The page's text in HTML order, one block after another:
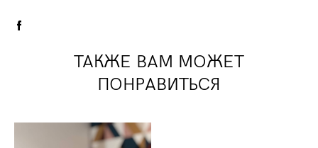
ТАКЖЕ ВАМ МОЖЕТ
ПОНРАВИТЬСЯ